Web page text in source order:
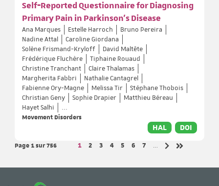
Self‐Reported Questionnaire for Diagnosing
Primary Pain in Parkinson's Disease
Ana Marques Estelle Harroch
Bruno Pereira
Nadine Attal
Caroline Giordana
Solène Frismand-Kryloff
David Maltête
Frédérique Fluchère
Tiphaine Rouaud
Christine Tranchant
Claire Thalamas
Margherita Fabbri
Nathalie Cantagrel
Fabienne Ory-Magne
Melissa Tir
Stéphane Thobois
Christian Geny
Sophie Drapier
Matthieu Béreau
Hayet Salhi
...
Movement Disorders
HAL DOI
Page 1sur 756 Page
1 Page
2 Page
3 Page
4 Page
5 Page
6 Page
7
…